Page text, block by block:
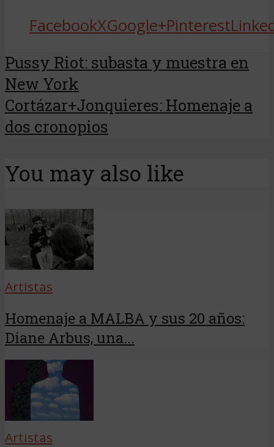
FacebookXGoogle+Pinterest
Pussy Riot: subasta y muestra en
New York
Cortázar+Jonquieres: Homenaje a
dos cronopios
You may also like
Artistas
Homenaje a MALBA y sus 20 años:
Diane Arbus, una...
Artistas